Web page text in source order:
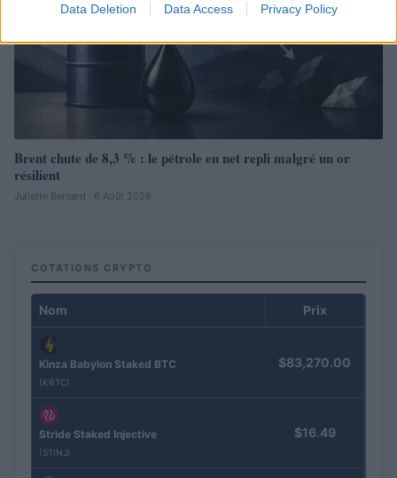
Data Deletion Data Access Privacy Policy
Brent chute de 8,3 % : le pétrole en net repli malgré un or
résilient
Juliette Bernard · 6 Août 2026
COTATIONS CRYPTO
Nom Prix
Kinza Babylon Staked BTC
(KBTC)
$83,270.00
Stride Staked Injective
(STINJ)
$16.49